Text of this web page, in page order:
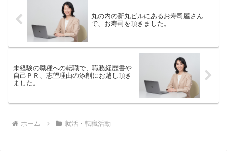
丸の内の新丸ビルにあるお寿司屋さん
で、お寿司を頂きました。
未経験の職種への転職で、職務経歴書や
自己ＰＲ、志望理由の添削にお越し頂き
ました。
ホーム 就活・転職活動